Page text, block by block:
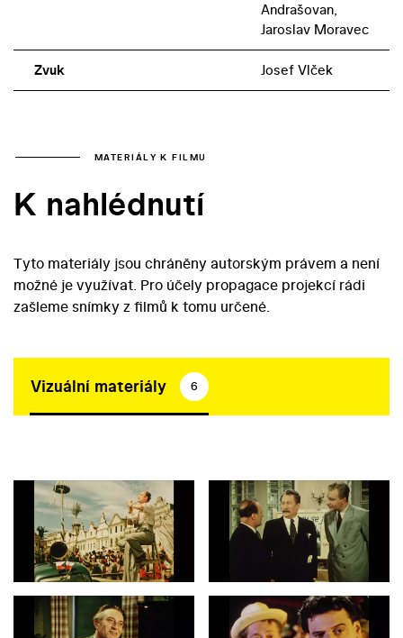
Andrašovan,
Jaroslav Moravec
Zvuk Josef Vlček
MATERIÁLY K FILMU
K nahlédnutí
Tyto materiály jsou chráněny autorským právem a není
možné je využívat. Pro účely propagace projekcí rádi
zašleme snímky z filmů k tomu určené.
Vizuální materiály 6